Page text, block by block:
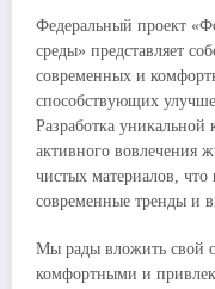
Федеральный проект
среды» представляет
современных и
способствующих
Разработка уникальной
активного вовлечения
чистых материалов,
современные тренды и
Мы рады вложить свой
комфортными и